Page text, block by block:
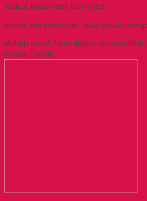
Diskusi Belum ada komentar
Belum ada komentar, buka diskusi
Mohon maaf, form diskusi
Produk Terkait